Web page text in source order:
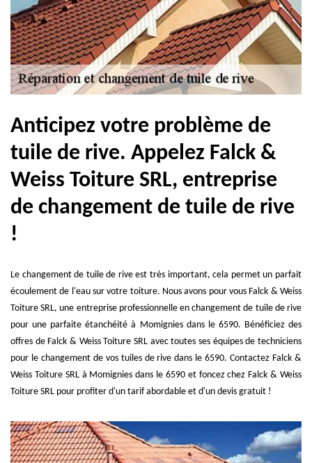
Anticipez votre problème de
tuile de rive. Appelez Falck &
Weiss Toiture SRL, entreprise
de changement de tuile de rive
!
Le changement de tuile de rive est très important, cela permet un parfait
écoulement de l'eau sur votre toiture. Nous avons pour vous Falck & Weiss
Toiture SRL, une entreprise professionnelle en changement de tuile de rive
pour une parfaite étanchéité à Momignies dans le 6590. Bénéficiez des
offres de Falck & Weiss Toiture SRL avec toutes ses équipes de techniciens
pour le changement de vos tuiles de rive dans le 6590. Contactez Falck &
Weiss Toiture SRL à Momignies dans le 6590 et foncez chez Falck & Weiss
Toiture SRL pour profiter d'un tarif abordable et d'un devis gratuit !